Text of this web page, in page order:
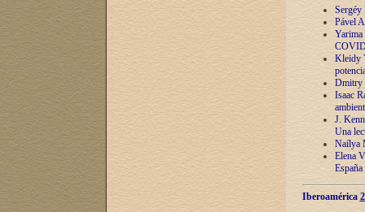
Sergéy
Pável
Yarima
Kleidy
Dmitry
Isaac
J.
Una
Naílya
Elena
España
Iberoamérica